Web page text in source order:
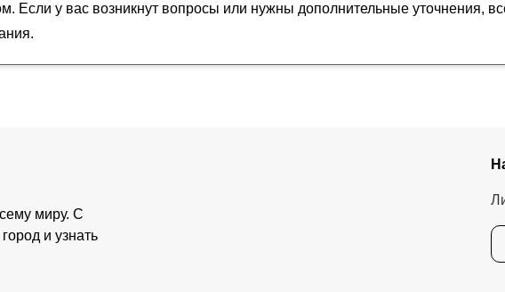
Если у вас возникнут вопросы или нужны дополнительные уточнения,
миру. С
и узнать